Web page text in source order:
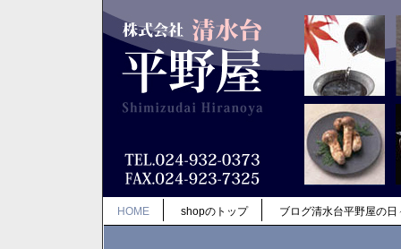
HOME shopのトップ ブログ清水台平野屋の日